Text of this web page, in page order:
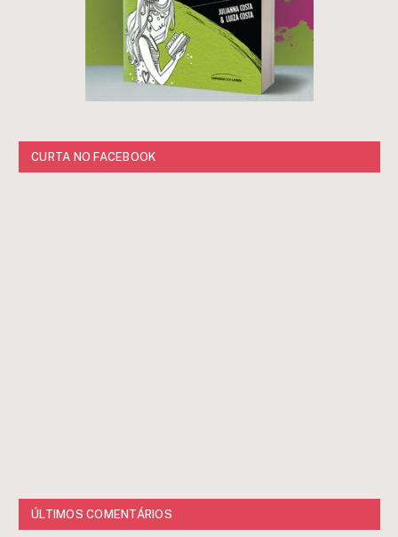
CURTA NO FACEBOOK
ÚLTIMOS COMENTÁRIOS